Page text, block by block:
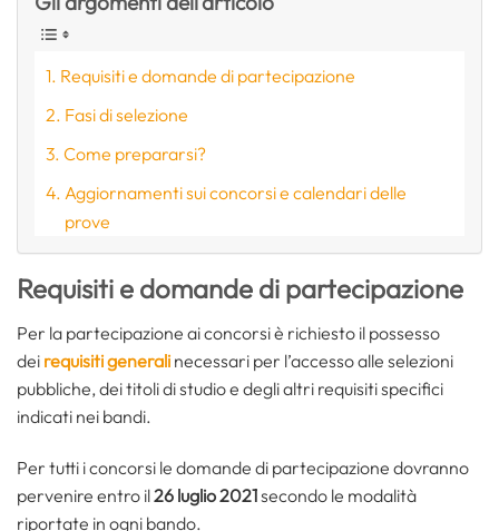
Requisiti e domande di partecipazione
Fasi di selezione
Come prepararsi?
Aggiornamenti sui concorsi e calendari delle
prove
Requisiti e domande di partecipazione
Per la partecipazione ai concorsi è richiesto il possesso
dei requisiti generali necessari per l’accesso alle selezioni
pubbliche, dei titoli di studio e degli altri requisiti specifici
indicati nei bandi.
Per tutti i concorsi le domande di partecipazione dovranno
pervenire entro il26 luglio 2021secondo le modalità
riportate in ogni bando.